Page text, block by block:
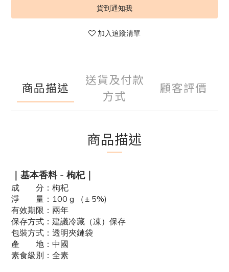
貨到通知我
加入追蹤清單
商品描述
送貨及付款
方式
顧客評價
商品描述
｜基本香料 - 枸杞｜
成 分：枸杞
淨 量：100 g （± 5%)
有效期限：兩年
保存方式：建議冷藏（凍）保存
包裝方式：透明夾鏈袋
產 地：中國
素食級別：全素